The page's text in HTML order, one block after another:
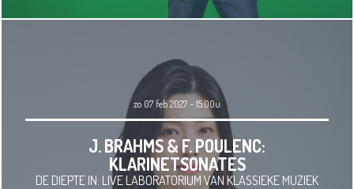
zo 07 feb 2027 - 15.00u
J. BRAHMS & F. POULENC:
KLARINETSONATES
DE DIEPTE IN: LIVE LABORATORIUM VAN KLASSIEKE MUZIEK